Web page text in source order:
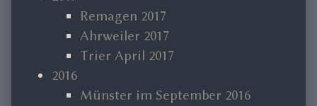
Remagen 2017
Ahrweiler 2017
Trier April 2017
2016
Münster im September 2016